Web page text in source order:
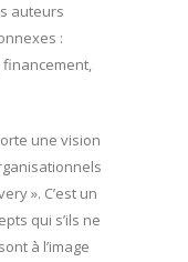
auteurs
:
financement,
une vision
». C’est un
qui s’ils ne
à l’image